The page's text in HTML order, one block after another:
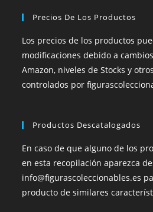
Precios De Los Productos
Los precios de los productos
modificaciones debido a
Amazon, niveles de Stocks y
controlados por
Productos Descatalogados
En caso de que alguno de los
en esta recopilación aparezca
info@figurascoleccionables.es
producto de similares